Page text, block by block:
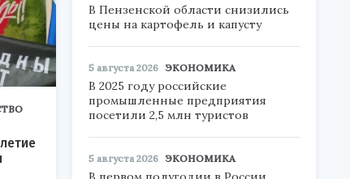
В Пензенской области снизились
цены на картофель и капусту
5 августа 2026 ЭКОНОМИКА
В 2025 году российские
промышленные предприятия
посетили 2,5 млн туристов
5 августа 2026 ЭКОНОМИКА